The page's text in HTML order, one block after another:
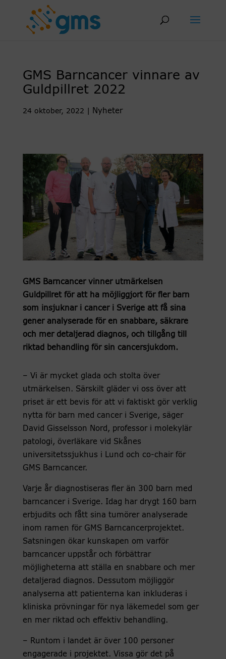
GMS Barncancer vinnare av
Guldpillret 2022
24 oktober, 2022 Nyheter
GMS Barncancer vinner utmärkelsen
Guldpillret för att ha möjliggjort för fler barn
som insjuknar i cancer i Sverige att få sina
gener analyserade för en snabbare, säkrare
och mer detaljerad diagnos, och tillgång till
riktad behandling för sin cancersjukdom.
– Vi är mycket glada och stolta över
utmärkelsen. Särskilt gläder vi oss över att
priset är ett bevis för att vi faktiskt gör verklig
nytta för barn med cancer i Sverige, säger
David Gisselsson Nord, professor i molekylär
patologi, överläkare vid Skånes
universitetssjukhus i Lund och co-chair för
GMS Barncancer.
Varje år diagnostiseras fler än 300 barn med
barncancer i Sverige. Idag har drygt 160 barn
erbjudits och fått sina tumörer analyserade
inom ramen för GMS Barncancerprojektet.
Satsningen ökar kunskapen om varför
barncancer uppstår och förbättrar
möjligheterna att ställa en snabbare och mer
detaljerad diagnos. Dessutom möjliggör
analyserna att patienterna kan inkluderas i
kliniska prövningar för nya läkemedel som ger
en mer riktad och effektiv behandling.
– Runtom i landet är över 100 personer
engagerade i projektet. Vissa gör det på